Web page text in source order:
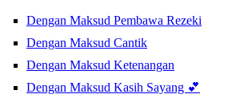
Dengan Maksud Pembawa Rezeki
Dengan Maksud Cantik
Dengan Maksud Ketenangan
Dengan Maksud Kasih Sayang 💕